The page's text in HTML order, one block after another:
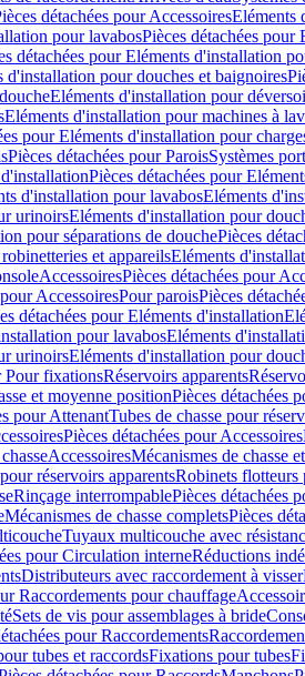
détachées pour AccessoiresEléments
pour lavabosPièces détachées
détachées pour Eléments d'installation
d'installation pour douches et baignoires
Eléments d'installation pour
Eléments d'installation pour machines à
pour Eléments d'installation pour
Pièces détachées pour ParoisSystèmes
Pièces détachées pour
d'installation pour lavabosEléments
urinoirsEléments d'installation pour
pour séparations de douchePièces
et appareilsEléments
AccessoiresPièces détachées pour
AccessoiresPour paroisPièces
détachées pour Eléments d'installation
pour lavabosEléments
urinoirsEléments d'installation pour
Pour fixationsRéservoirs apparents
et moyenne positionPièces détachées
pour AttenantTubes de chasse pour
Pièces détachées pour Accessoires
AccessoiresMécanismes de chasse
réservoirs apparentsRobinets flotteurs
Rinçage interrompablePièces détachées
Mécanismes de chasse completsPièces
Tuyaux multicouche avec
pour Circulation interneRéductions
Distributeurs avec raccordement à visser
Raccordements pour chauffage
Sets de vis pour assemblages à bride
pour Raccordements
tubes et raccordsFixations pour tubes